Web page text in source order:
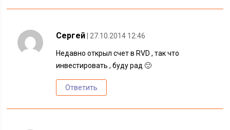
Сергей | 27.10.2014 12:46
Недавно открыл счет в RVD , так что
инвестировать , буду рад 🙂
Ответить